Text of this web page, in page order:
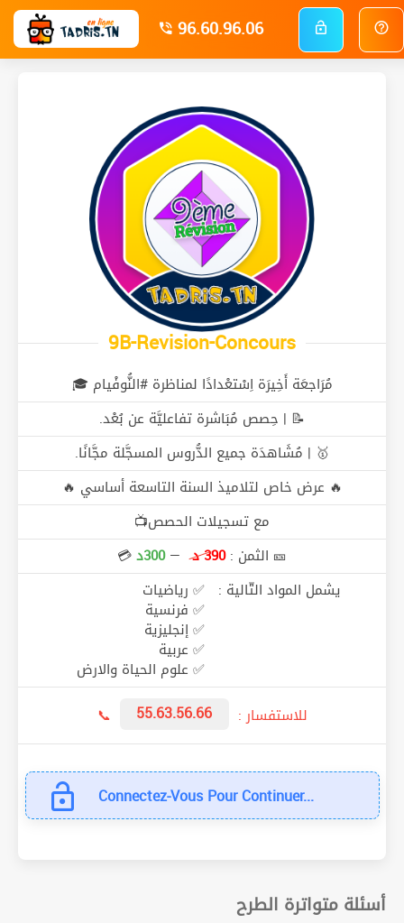
96.60.96.06
9B-Revision-Concours
مُرَاجعَة أَخِيرَة اِسْتعْدادًا لمناظرة #النُّوفْيام 🎓
📝 | حِصص مُبَاشرة تفاعليَّة عن بُعْد.
🥇 | مُشَاهدَة جميع الدُّروس المسجَّلة مجَّانًا.
🔥 عرض خاص لتلاميذ السنة التاسعة أساسي 🔥
مع تسجيلات الحصص📺
🎫 الثمن :390 د —300د 💳
يشمل المواد التّالية : ✅ رياضيات
✅ فرنسية
✅ إنجليزية
✅ عربية
✅ علوم الحياة والارض
للاستفسار :
55.63.56.66
📞
Connectez-Vous Pour Continuer...
أسئلة متواترة الطرح